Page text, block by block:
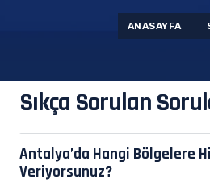
ANASAYFA
Sıkça Sorulan
Antalya’da Hangi Bölgelere
Veriyorsunuz?